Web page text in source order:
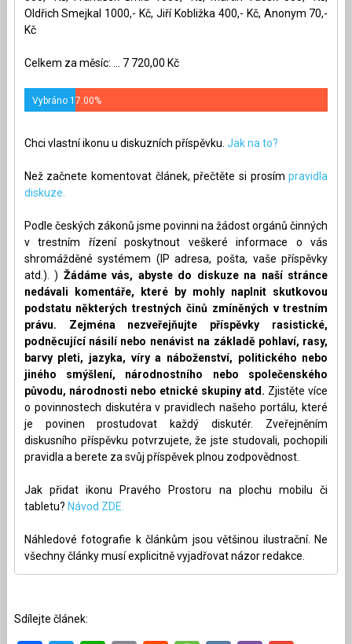
Oldřich Smejkal 1000,- Kč, Jiří Kobližka 400,- Kč, Anonym 70,-
Kč
Celkem za měsíc: ... 7 720,00 Kč
Vybráno 17.00%
Chci vlastní ikonu u diskuzních příspěvku. Jak na to?
Než začnete komentovat článek, přečtěte si prosímpravidla
diskuze.
Podle českých zákonů jsme povinni na žádost orgánů činných
v trestním řízení poskytnout veškeré informace o vás
shromážděné systémem (IP adresa, pošta, vaše příspěvky
atd.). ) Žádáme vás, abyste do diskuze na naší stránce
nedávali komentáře, které by mohly naplnit skutkovou
podstatu některých trestných činů zmíněných v trestním
právu. Zejména nezveřejňujte příspěvky rasistické,
podněcující násilí nebo nenávist na základě pohlaví, rasy,
barvy pleti, jazyka, víry a náboženství, politického nebo
jiného smýšlení, národnostního nebo společenského
původu, národnosti nebo etnické skupiny atd. Zjistěte více
o povinnostech diskutéra v pravidlech našeho portálu, které
je povinen prostudovat každý diskutér. Zveřejněním
diskusního příspěvku potvrzujete, že jste studovali, pochopili
pravidla a berete za svůj příspěvek plnou zodpovědnost.
Jak přidat ikonu Pravého Prostoru na plochu mobilu či
tabletu? Návod ZDE.
Náhledové fotografie k článkům jsou většinou ilustrační. Ne
všechny články musí explicitně vyjadřovat názor redakce.
Sdílejte článek: